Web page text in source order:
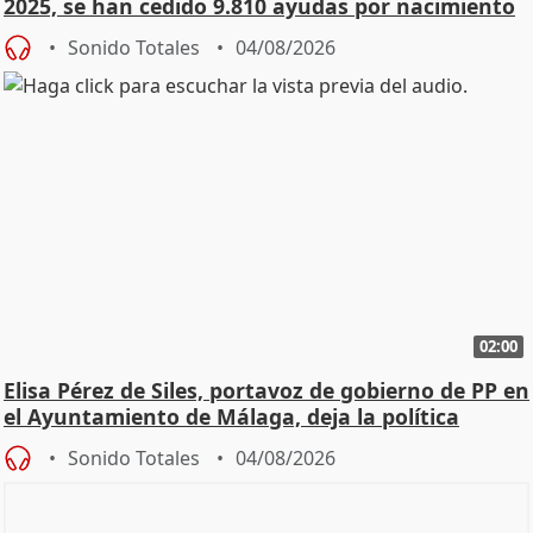
2025, se han cedido 9.810 ayudas por nacimiento
Sonido Totales 04/08/2026
02:00
Elisa Pérez de Siles, portavoz de gobierno de PP en
el Ayuntamiento de Málaga, deja la política
Sonido Totales 04/08/2026